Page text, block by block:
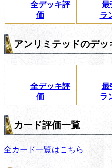
全デッキ評
価
最
ラ
アンリミテッドのデッ
全デッキ評
価
最
ラ
カード評価一覧
全カード一覧はこちら